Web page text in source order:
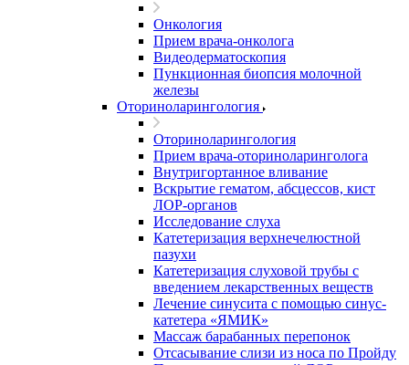
Онкология
Прием врача-онколога
Видеодерматоскопия
Пункционная биопсия молочной
железы
Оториноларингология
Оториноларингология
Прием врача-оториноларинголога
Внутригортанное вливание
Вскрытие гематом, абсцессов, кист
ЛОР-органов
Исследование слуха
Катетеризация верхнечелюстной
пазухи
Катетеризация слуховой трубы с
введением лекарственных веществ
Лечение синусита с помощью синус-
катетера «ЯМИК»
Массаж барабанных перепонок
Отсасывание слизи из носа по Пройду